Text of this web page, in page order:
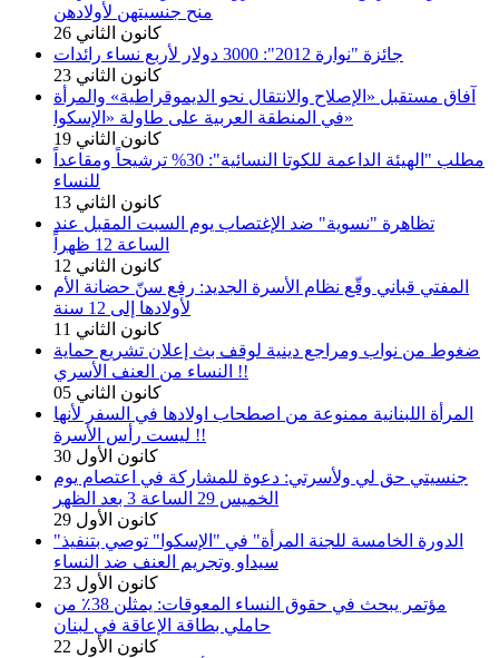
منح جنسيتهن لأولادهن
26 كانون الثاني
جائزة "نوارة 2012": 3000 دولار لأربع نساء رائدات
23 كانون الثاني
آفاق مستقبل «الإصلاح والانتقال نحو الديموقراطية» والمرأة
في المنطقة العربية على طاولة «الإسكوا»
19 كانون الثاني
مطلب "الهيئة الداعمة للكوتا النسائية": 30% ترشيحاً ومقاعداً
للنساء
13 كانون الثاني
تظاهرة "نسوية" ضد الإغتصاب يوم السبت المقبل عند
الساعة 12 ظهراً
12 كانون الثاني
المفتي قباني وقّع نظام الأسرة الجديد: رفع سنّ حضانة الأم
لأولادها إلى 12 سنة
11 كانون الثاني
ضغوط من نواب ومراجع دينية لوقف بث إعلان تشريع حماية
النساء من العنف الأسري !!
05 كانون الثاني
المرأة اللبنانية ممنوعة من اصطحاب اولادها في السفر لأنها
ليست رأس الأسرة !!
30 كانون الأول
جنسيتي حق لي ولأسرتي: دعوة للمشاركة في اعتصام يوم
الخميس 29 الساعة 3 بعد الظهر
29 كانون الأول
"الدورة الخامسة للجنة المرأة" في "الإسكوا" توصي بتنفيذ
سيداو وتجريم العنف ضد النساء
23 كانون الأول
مؤتمر يبحث في حقوق النساء المعوقات: يمثلن 38٪ من
حاملي بطاقة الإعاقة في لبنان
22 كانون الأول